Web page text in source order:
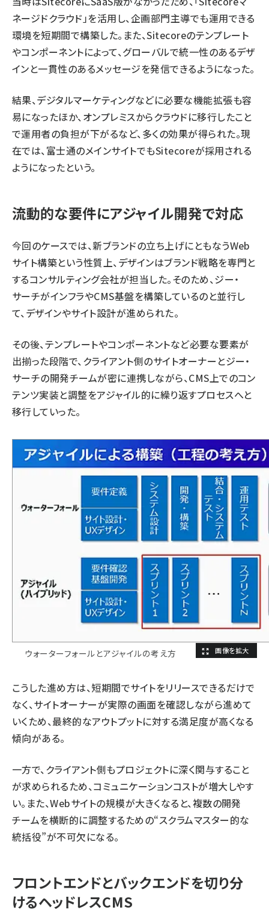
ネージドクラウド」を活用し、企画部門主導でも運用できる
環境を短期間で構築した。また、Sitecoreのテンプレート
やコンポーネントによって、グローバルで統一性のあるデザ
インと一貫性のあるメッセージを発信できるようになった。
結果、デジタルマーケティングなどに必要な機能拡張も容
易になったほか、オンプレミスからクラウドに移行したこと
で運用者の負担が下がるなど、多くの効果が得られた。現
在では、富士通のメインサイトでもSitecoreが採用される
ようになったという。
流動的な要件にアジャイル開発で対応
今回のケースでは、新ブランドの立ち上げにともなうWeb
サイト構築という性質上、デザインはブランド戦略を専門と
するコンサルティング会社が担当した。そのため、ジー・
サーチがインフラやCMS基盤を構築しているのと並行し
て、デザインやサイト設計が進められた。
その後、テンプレートやコンポーネントなど必要な要素が
出揃った段階で、クライアント側のサイトオーナーとジー・
サーチの開発チームが密に連携しながら、CMS上でのコン
テンツ実装と調整をアジャイル的に繰り返すプロセスへと
移行していった。
ウォーターフォールとアジャイルの考え方
こうした進め方は、短期間でサイトをリリースできるだけで
なく、サイトオーナーが実際の画面を確認しながら進めて
いくため、最終的なアウトプットに対する満足度が高くなる
傾向がある。
一方で、クライアント側もプロジェクトに深く関与すること
が求められるため、コミュニケーションコストが増大しやす
い。また、Webサイトの規模が大きくなると、複数の開発
チームを横断的に調整するための“スクラムマスター的な
統括役”が不可欠になる。
フロントエンドとバックエンドを切り分
けるヘッドレスCMS